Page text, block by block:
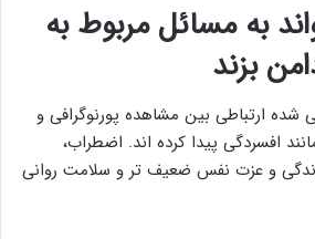
به مسائل مربوط به
بزند
شده ارتباطی بین مشاهده پورنوگرافی و
افسردگی پیدا کرده اند. اضطراب،
زندگی و عزت نفس ضعیف تر و سلامت روانی